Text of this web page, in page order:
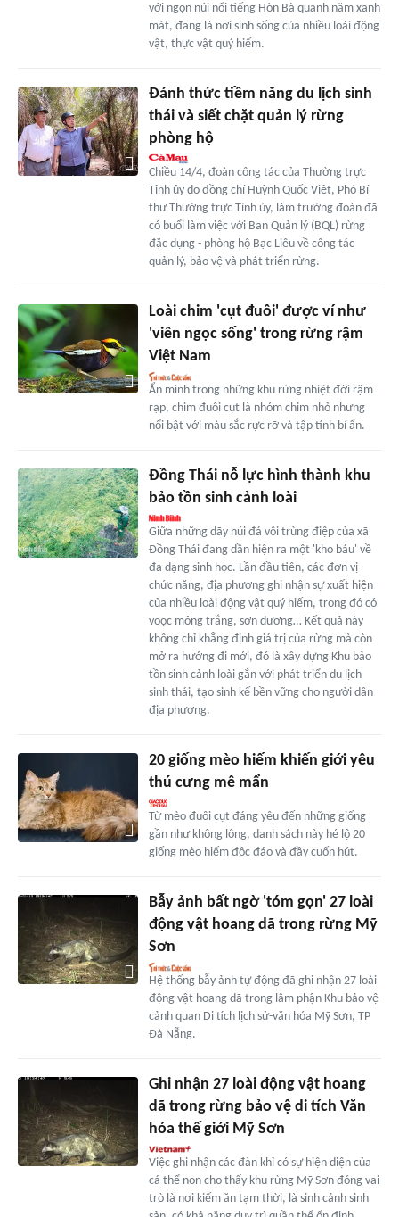
với ngọn núi nổi tiếng Hòn Bà quanh năm xanh
mát, đang là nơi sinh sống của nhiều loài động
vật, thực vật quý hiếm.
Đánh thức tiềm năng du lịch sinh
thái và siết chặt quản lý rừng
phòng hộ
Chiều 14/4, đoàn công tác của Thường trực
Tỉnh ủy do đồng chí Huỳnh Quốc Việt, Phó Bí
thư Thường trực Tỉnh ủy, làm trưởng đoàn đã
có buổi làm việc với Ban Quản lý (BQL) rừng
đặc dụng - phòng hộ Bạc Liêu về công tác
quản lý, bảo vệ và phát triển rừng.
Loài chim 'cụt đuôi' được ví như
'viên ngọc sống' trong rừng rậm
Việt Nam
Ẩn mình trong những khu rừng nhiệt đới rậm
rạp, chim đuôi cụt là nhóm chim nhỏ nhưng
nổi bật với màu sắc rực rỡ và tập tính bí ẩn.
Đồng Thái nỗ lực hình thành khu
bảo tồn sinh cảnh loài
Giữa những dãy núi đá vôi trùng điệp của xã
Đồng Thái đang dần hiện ra một 'kho báu' về
đa dạng sinh học. Lần đầu tiên, các đơn vị
chức năng, địa phương ghi nhận sự xuất hiện
của nhiều loài động vật quý hiếm, trong đó có
voọc mông trắng, sơn dương… Kết quả này
không chỉ khẳng định giá trị của rừng mà còn
mở ra hướng đi mới, đó là xây dựng Khu bảo
tồn sinh cảnh loài gắn với phát triển du lịch
sinh thái, tạo sinh kế bền vững cho người dân
địa phương.
20 giống mèo hiếm khiến giới yêu
thú cưng mê mẩn
Từ mèo đuôi cụt đáng yêu đến những giống
gần như không lông, danh sách này hé lộ 20
giống mèo hiếm độc đáo và đầy cuốn hút.
Bẫy ảnh bất ngờ 'tóm gọn' 27 loài
động vật hoang dã trong rừng Mỹ
Sơn
Hệ thống bẫy ảnh tự động đã ghi nhận 27 loài
động vật hoang dã trong lâm phận Khu bảo vệ
cảnh quan Di tích lịch sử-văn hóa Mỹ Sơn, TP
Đà Nẵng.
Ghi nhận 27 loài động vật hoang
dã trong rừng bảo vệ di tích Văn
hóa thế giới Mỹ Sơn
Việc ghi nhận các đàn khỉ có sự hiện diện của
cá thể non cho thấy khu rừng Mỹ Sơn đóng vai
trò là nơi kiếm ăn tạm thời, là sinh cảnh sinh